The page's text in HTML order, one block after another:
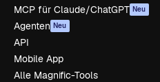
MCP für Claude/ChatGPT Neu
Agenten Neu
API
Mobile App
Alle Magnific-Tools